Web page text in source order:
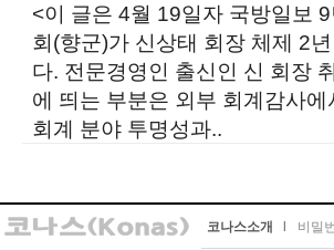
<이 글은 4월 19일자 국방일보
회(향군)가 신상태 회장 체제 2
다. 전문경영인 출신인 신 회장
에 띄는 부분은 외부 회계감사에
회계 분야 투명성과..
코나스소개 비밀